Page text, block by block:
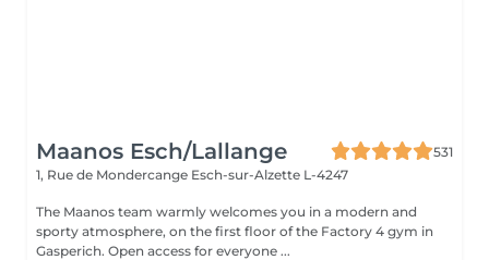
Maanos Esch/Lallange
531
1, Rue de Mondercange Esch-sur-Alzette L-4247
The Maanos team warmly welcomes you in a modern and
sporty atmosphere, on the first floor of the Factory 4 gym in
Gasperich. Open access for everyone ...